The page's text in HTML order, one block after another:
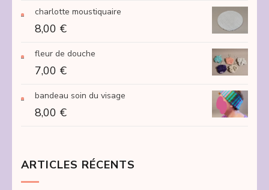
charlotte moustiquaire
8,00 €
fleur de douche
7,00 €
bandeau soin du visage
8,00 €
ARTICLES RÉCENTS